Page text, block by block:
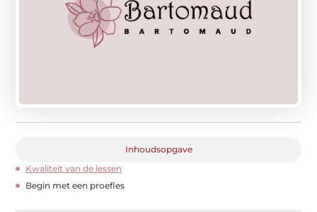
Inhoudsopgave
Kwaliteit van de lessen
Begin met een proefles